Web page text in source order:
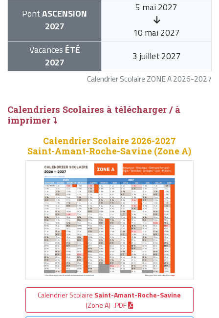
Calendrier Scolaire ZONE A 2026-2027
PontASCENSION
2027
5 mai 2027
10 mai 2027
Vacances ÉTÉ
2027
3 juillet 2027
Calendriers Scolaires à télécharger / à
imprimer ⤵
Calendrier Scolaire 2026-2027
Saint-Amant-Roche-Savine (Zone A)
Calendrier Scolaire Saint-Amant-Roche-Savine
(Zone A) .PDF